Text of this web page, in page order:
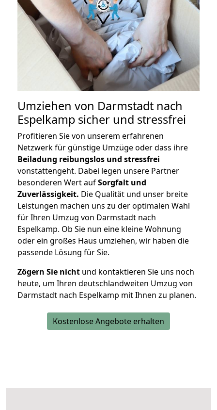
Umziehen von Darmstadt nach
Espelkamp sicher und stressfrei
Profitieren Sie von unserem erfahrenen
Netzwerk für günstige Umzüge oder dass ihre
Beiladung reibungslos und stressfrei
vonstattengeht. Dabei legen unsere Partner
besonderen Wert aufSorgfalt und
Zuverlässigkeit. Die Qualität und unser breite
Leistungen machen uns zu der optimalen Wahl
für Ihren Umzug von Darmstadt nach
Espelkamp. Ob Sie nun eine kleine Wohnung
oder ein großes Haus umziehen, wir haben die
passende Lösung für Sie.
Zögern Sie nicht und kontaktieren Sie uns noch
heute, um Ihren deutschlandweiten Umzug von
Darmstadt nach Espelkamp mit Ihnen zu planen.
Kostenlose Angebote erhalten